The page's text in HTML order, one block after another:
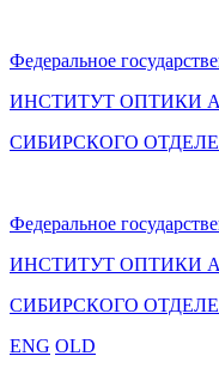
Федеральное
ИНСТИТУТ ОПТИКИ
СИБИРСКОГО
Федеральное
ИНСТИТУТ ОПТИКИ
СИБИРСКОГО
ENG OLD